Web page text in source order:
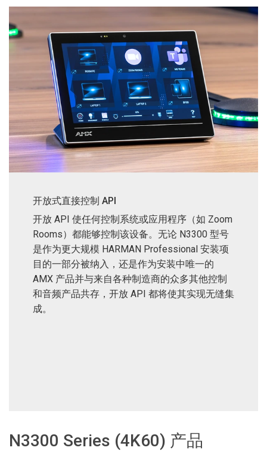
开放式直接控制 API
开放 API 使任何控制系统或应用程序（如 Zoom
Rooms）都能够控制该设备。无论 N3300 型号
是作为更大规模 HARMAN Professional 安装项
目的一部分被纳入，还是作为安装中唯一的
AMX 产品并与来自各种制造商的众多其他控制
和音频产品共存，开放 API 都将使其实现无缝集
成。
N3300 Series (4K60) 产品